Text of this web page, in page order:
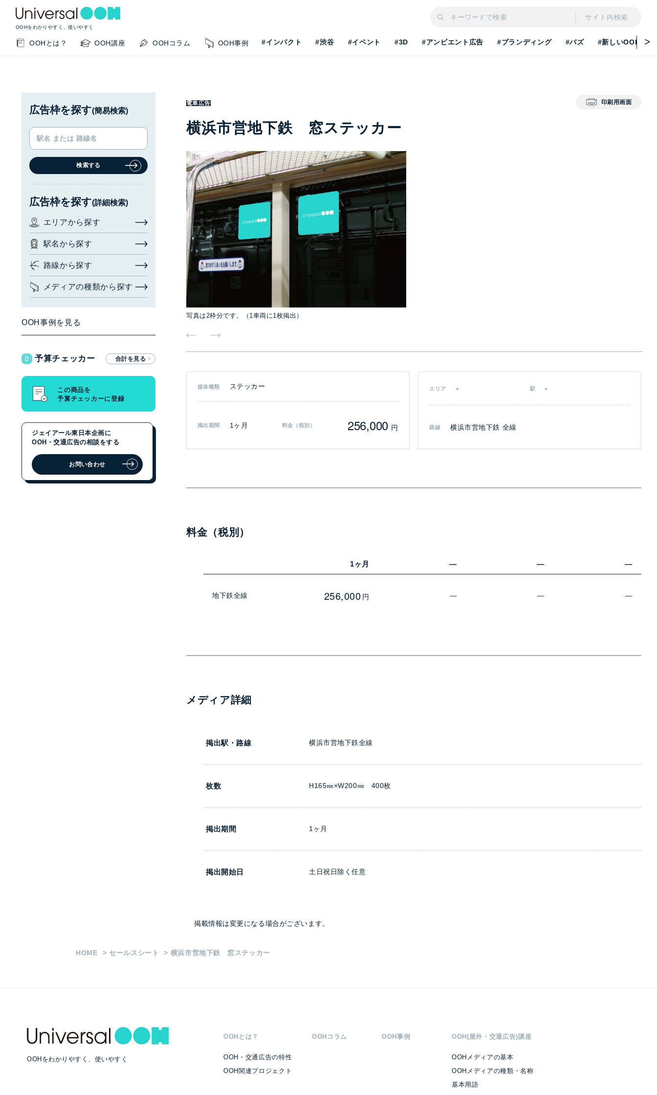
OOHをわかりやすく、使いやすく
サイト内検索
OOHとは？ OOH講座 OOHコラム OOH事例 #インパクト #渋谷 #イベント #3D #アンビエント広告 #ブランディング #バズ #新しいOOH
KEYWORD SEARCH
サイト内検索
閉じる
広告枠を探す
広告枠を探す
エリアから探す
路線から探す
メディアの種類から探す
ジェイアール東日本企画に
OOH・交通広告の相談をする
GUIDE
このサイトの使い方
OOH最新事情を知りたい
閉じる
電車広告 印刷用画面
横浜市営地下鉄 窓ステッカー
写真は2枠分です。（1車両に1枚掲出）
媒体種類 ステッカー
掲出期間 1ヶ月 料金（税別） 256,000 円
エリア - 駅 -
路線 横浜市営地下鉄 全線
料金（税別）
1ヶ月 — — —
地下鉄全線 256,000 円 — — —
メディア詳細
掲出駅・路線 横浜市営地下鉄全線
枚数 H165㎜×W200㎜ 400枚
掲出期間 1ヶ月
掲出開始日 土日祝日除く任意
掲載情報は変更になる場合がございます。
広告枠を探す(簡易検索)
検索する
広告枠を探す(詳細検索)
エリアから探す
駅名から探す
路線から探す
メディアの種類から探す
OOH事例を見る
予算チェッカー
0
この商品を
予算チェッカーに登録
ジェイアール東日本企画に
OOH・交通広告の相談をする
お問い合わせ
HOME セールスシート 横浜市営地下鉄 窓ステッカー
OOHをわかりやすく、使いやすく
OOHとは？
OOH・交通広告の特性
OOH関連プロジェクト
OOHコラム OOH事例 OOH(屋外・交通広告)講座
OOHメディアの基本
OOHメディアの種類・名称
基本用語